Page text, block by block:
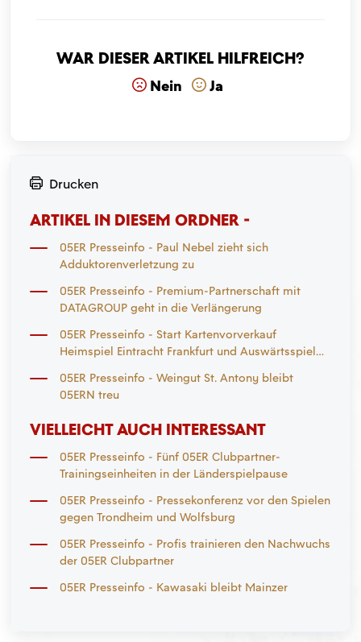
War dieser Artikel hilfreich?
Nein Ja
Drucken
ARTIKEL IN DIESEM ORDNER -
05ER Presseinfo - Paul Nebel zieht sich
Adduktorenverletzung zu
05ER Presseinfo - Premium-Partnerschaft mit
DATAGROUP geht in die Verlängerung
05ER Presseinfo - Start Kartenvorverkauf
Heimspiel Eintracht Frankfurt und Auswärtsspiel
05ER Presseinfo - Weingut St. Antony bleibt
05ERN treu
VIELLEICHT AUCH INTERESSANT
05ER Presseinfo - Fünf 05ER Clubpartner-
Trainingseinheiten in der Länderspielpause
05ER Presseinfo - Pressekonferenz vor den Spielen
gegen Trondheim und Wolfsburg
05ER Presseinfo - Profis trainieren den Nachwuchs
der 05ER Clubpartner
05ER Presseinfo - Kawasaki bleibt Mainzer